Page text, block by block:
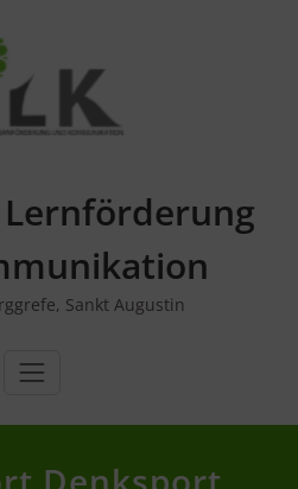
Sankt Augustin